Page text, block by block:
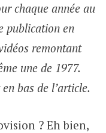
chaque année au
publication en
remontant
une de 1977.
bas de l’article.
? Eh bien,